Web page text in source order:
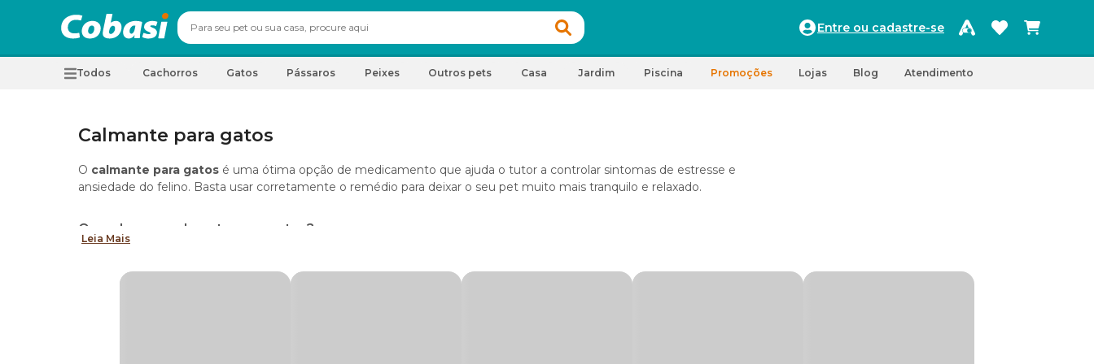
Entre ou cadastre-se
Todos Cachorros Gatos Pássaros Peixes Outros pets Casa Jardim Piscina Promoções Lojas Blog Atendimento
Calmante para gatos
O calmante para gatos é uma ótima opção de medicamento que ajuda o tutor a controlar sintomas de estresse e
ansiedade do felino. Basta usar corretamente o remédio para deixar o seu pet muito mais tranquilo e relaxado.
Quando usar calmante para gatos?
Uma dúvida frequente dos tutores é quando usarcalmante para gatos. Na maioria das vezes, o uso é indicado para
Leia Mais